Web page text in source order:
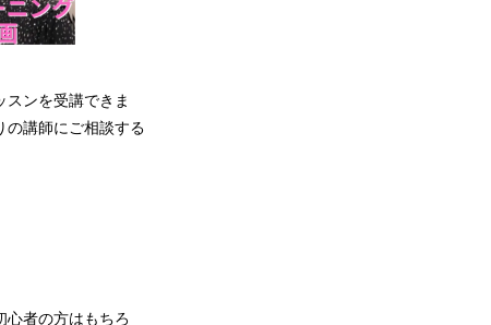
ンを受講できま
の講師にご相談する
心者の方はもちろ